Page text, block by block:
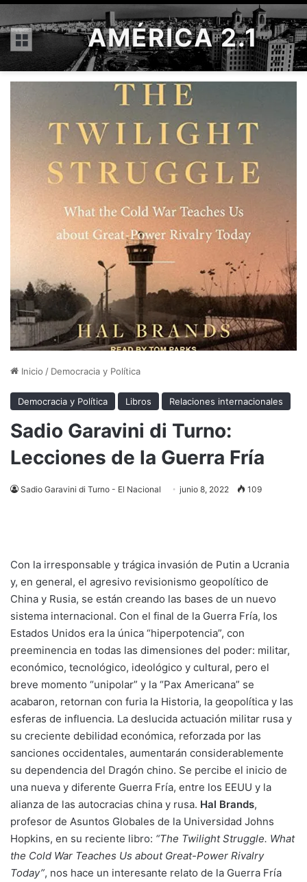
Menú AMÉRICA 2.1
Inicio / Democracia y Política
Democracia y Política Libros Relaciones internacionales
Sadio Garavini di Turno:
Lecciones de la Guerra Fría
Sadio Garavini di Turno - El Nacional junio 8, 2022 109
Con la irresponsable y trágica invasión de Putin a Ucrania
y, en general, el agresivo revisionismo geopolítico de
China y Rusia, se están creando las bases de un nuevo
sistema internacional. Con el final de la Guerra Fría, los
Estados Unidos era la única “hiperpotencia”, con
preeminencia en todas las dimensiones del poder: militar,
económico, tecnológico, ideológico y cultural, pero el
breve momento “unipolar” y la “Pax Americana” se
acabaron, retornan con furia la Historia, la geopolítica y las
esferas de influencia. La deslucida actuación militar rusa y
su creciente debilidad económica, reforzada por las
sanciones occidentales, aumentarán considerablemente
su dependencia del Dragón chino. Se percibe el inicio de
una nueva y diferente Guerra Fría, entre los EEUU y la
alianza de las autocracias china y rusa. Hal Brands,
profesor de Asuntos Globales de la Universidad Johns
Hopkins, en su reciente libro: “The Twilight Struggle. What
the Cold War Teaches Us about Great-Power Rivalry
Today”, nos hace un interesante relato de la Guerra Fría